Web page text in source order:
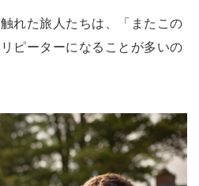
れた旅人たちは、「またこの
ピーターになることが多いの